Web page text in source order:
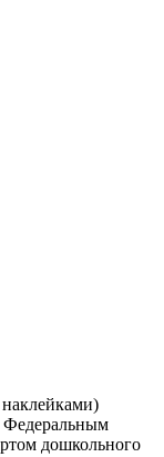
наклейками)
Федеральным
дошкольного